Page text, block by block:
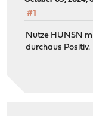
#1
Nutze HUNSN
durchaus Positiv.